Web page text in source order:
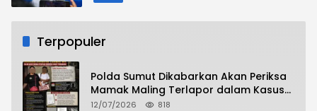
Terpopuler
Polda Sumut Dikabarkan Akan Periksa
Mamak Maling Terlapor dalam Kasus
Dugaan Penipuan Bermodus Surat
12/07/2026 818